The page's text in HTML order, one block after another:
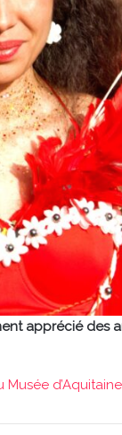
apprécié des
d’Aquitaine